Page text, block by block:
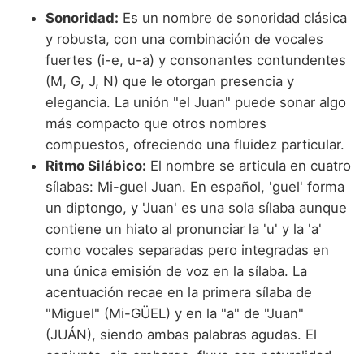
Sonoridad: Es un nombre de sonoridad clásica
y robusta, con una combinación de vocales
fuertes (i-e, u-a) y consonantes contundentes
(M, G, J, N) que le otorgan presencia y
elegancia. La unión "el Juan" puede sonar algo
más compacto que otros nombres
compuestos, ofreciendo una fluidez particular.
Ritmo Silábico: El nombre se articula en cuatro
sílabas: Mi-guel Juan. En español, 'guel' forma
un diptongo, y 'Juan' es una sola sílaba aunque
contiene un hiato al pronunciar la 'u' y la 'a'
como vocales separadas pero integradas en
una única emisión de voz en la sílaba. La
acentuación recae en la primera sílaba de
"Miguel" (Mi-GÜEL) y en la "a" de "Juan"
(JUÁN), siendo ambas palabras agudas. El